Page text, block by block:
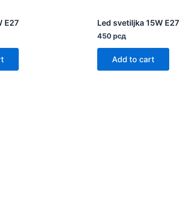
E27 Led svetiljka 15W E27
450рсд
Add to cart